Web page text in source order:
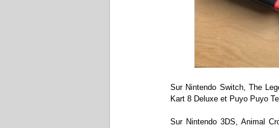
Sur Nintendo Switch, The
Kart 8 Deluxe et Puyo Puyo
Sur Nintendo 3DS, Animal